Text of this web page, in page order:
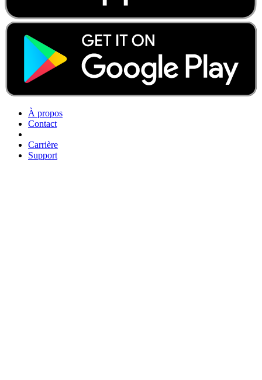
À propos
Contact
Carrière
Support